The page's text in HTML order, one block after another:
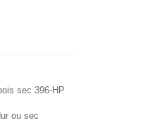
sec 396-HP
ou sec